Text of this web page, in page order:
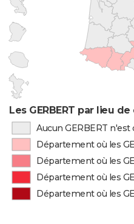
Les GERBERT par lieu
Aucun GERBERT
Département où les
Département où les
Département où les
Département où les